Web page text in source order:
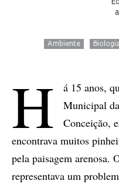
Ambiente
H
á 15 anos,
Municipal
Conceição,
encontrava muitos
pela paisagem arenosa.
representava um